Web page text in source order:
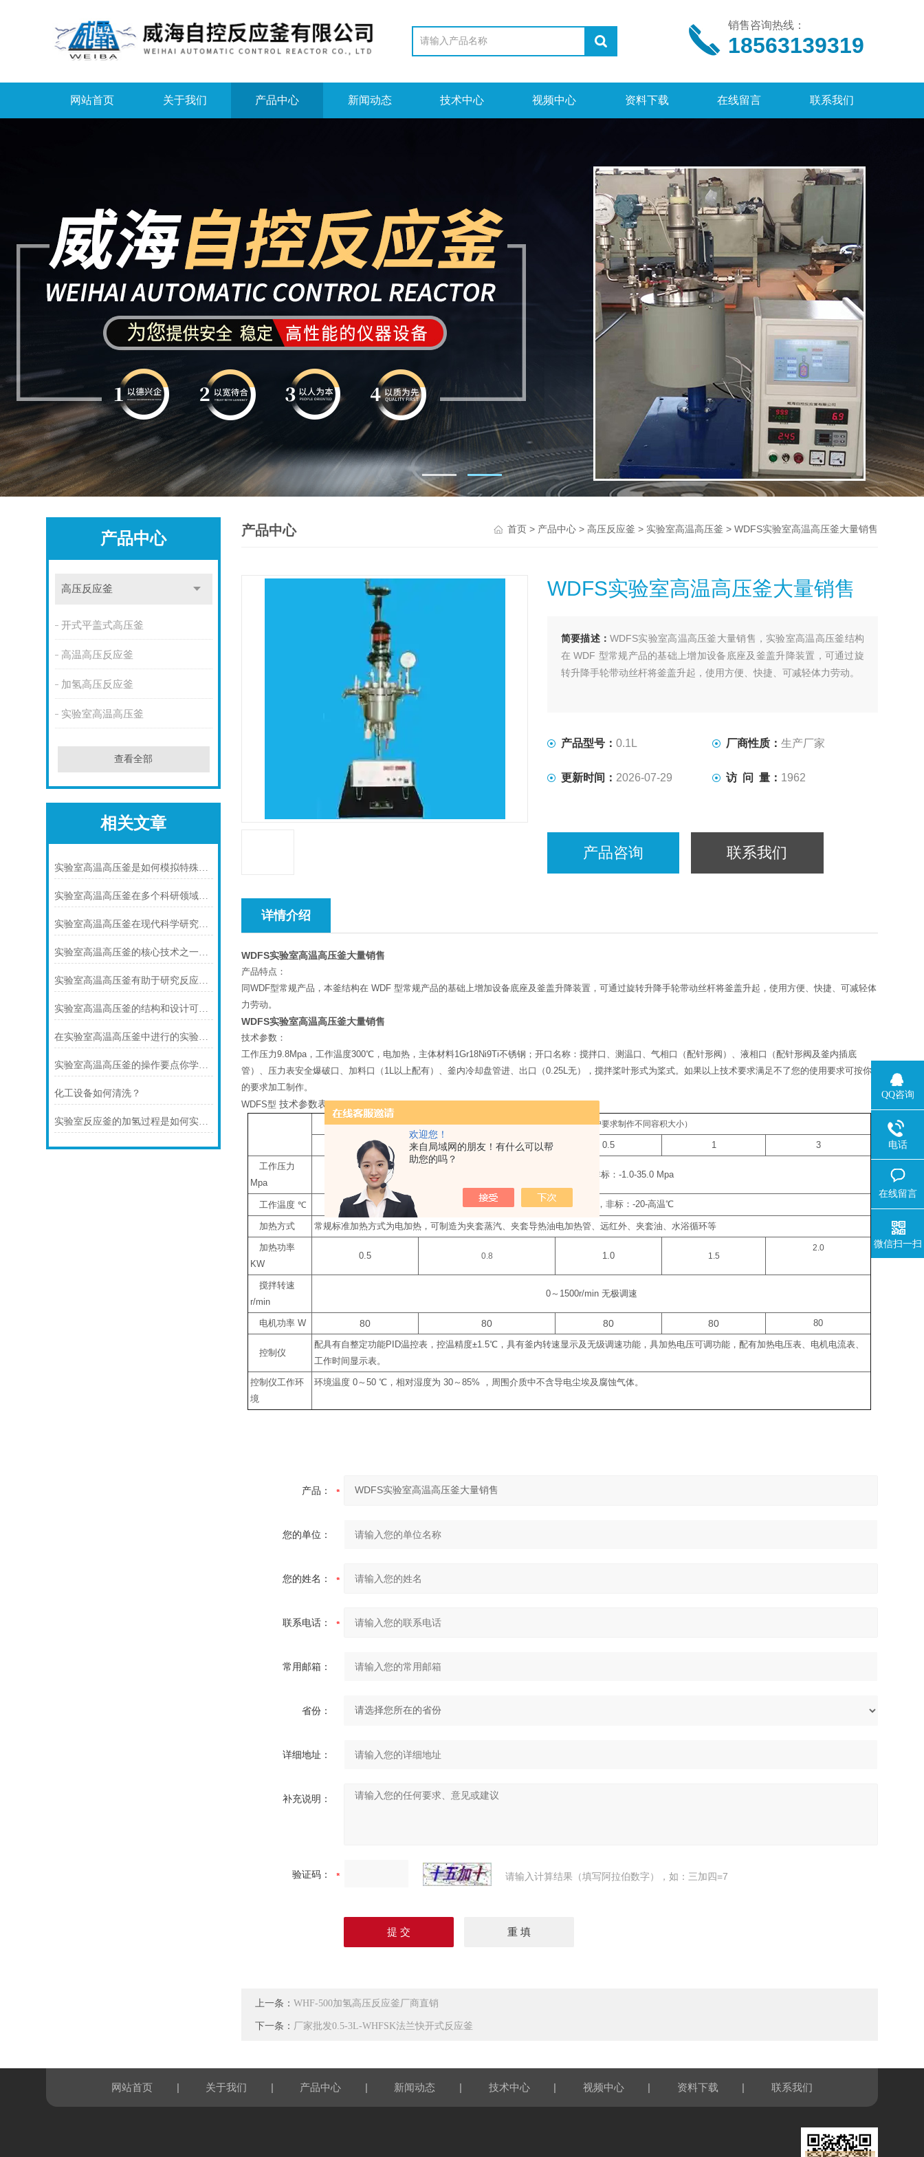
欢迎您！
来自局域网的朋友！有什么可以帮
助您的吗？
销售咨询热线：
18563139319
网站首页 关于我们 产品中心 新闻动态 技术中心 视频中心 资料下载 在线留言 联系我们
产品中心
高压反应釜
开式平盖式高压釜
高温高压反应釜
加氢高压反应釜
实验室高温高压釜
查看全部
相关文章
实验室高温高压釜是如何模拟特殊环境下化学反应的?
实验室高温高压釜在多个科研领域中发挥着重要作用
实验室高温高压釜在现代科学研究中的重要性
实验室高温高压釜的核心技术之一是其密封技术
实验室高温高压釜有助于研究反应机理和提高产物的收率
实验室高温高压釜的结构和设计可以提供出色的热均匀性和压力稳定性
在实验室高温高压釜中进行的实验需要非常高的温度和压力
实验室高温高压釜的操作要点你学会了吗?
化工设备如何清洗？
实验室反应釜的加氢过程是如何实现的？
产品中心 首页> 产品中心> 高压反应釜 > 实验室高温高压釜 > WDFS实验室高温高压釜大量销售
WDFS实验室高温高压釜大量销售
简要描述：WDFS实验室高温高压釜大量销售，实验室高温高压釜结构
在 WDF 型常规产品的基础上增加设备底座及釜盖升降装置，可通过旋
转升降手轮带动丝杆将釜盖升起，使用方便、快捷、可减轻体力劳动。
产品型号： 0.1L 厂商性质：生产厂家
更新时间： 2026-07-29 访 问 量： 1962
产品咨询 联系我们
详情介绍
WDFS实验室高温高压釜大量销售
产品特点：
同WDF型常规产品，本釜结构在 WDF 型常规产品的基础上增加设备底座及釜盖升降装置，可通过旋转升降手轮带动丝杆将釜盖升起，使用方便、快捷、可减轻体
力劳动。
WDFS实验室高温高压釜大量销售
技术参数：
工作压力9.8Mpa，工作温度300℃，电加热，主体材料1Gr18Ni9Ti不锈钢；开口名称：搅拌口、测温口、气相口（配针形阀）、液相口（配针形阀及釜内插底
管）、压力表安全爆破口、加料口（1L以上配有）、釜内冷却盘管进、出口（0.25L无），搅拌桨叶形式为桨式。如果以上技术要求满足不了您的使用要求可按你
的要求加工制作。
WDFS型技术参数表
标配公称容积L（也可按客户要求制作不同容积大小）
0.1 0.25 0.5 1 3
工作压力
Mpa
，非标：-1.0-35.0 Mpa
工作温度 ℃ 常规标准：室温 -300 ，非标：-20-高温℃
加热方式 常规标准加热方式为电加热，可制造为夹套蒸汽、夹套导热油电加热管、远红外、夹套油、水浴循环等
加热功率
KW
0.5 0.8 1.0 1.5
2.0
搅拌转速
r/min
0～ 1500r/min 无极调速
电机功率 W 80 80 80 80 80
控制仪
配具有自整定功能PID温控表，控温精度±1.5℃ ，具有釜内转速显示及无级调速功能，具加热电压可调功能，配有加热电压表、电机电流表、
工作时间显示表。
控制仪工作环
境
环境温度 0～50℃ ，相对湿度为 30～85% ，周围介质中不含导电尘埃及腐蚀气体。
产品：
您的单位：
您的姓名：
联系电话：
常用邮箱：
省份：
详细地址：
补充说明：
验证码： 请输入计算结果（填写阿拉伯数字），如：三加四=7
上一条：WHF-500加氢高压反应釜厂商直销
下一条： 厂家批发0.5-3L-WHFSK法兰快开式反应釜
网站首页 | 关于我们 | 产品中心 | 新闻动态 | 技术中心 | 视频中心 | 资料下载 | 联系我们
QQ咨询
电话
在线留言
微信扫一扫